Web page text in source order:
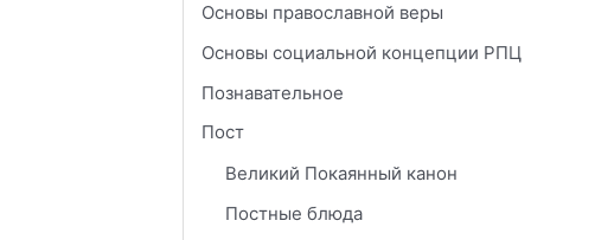
Основы православной веры
Основы социальной концепции РПЦ
Познавательное
Пост
Великий Покаянный канон
Постные блюда